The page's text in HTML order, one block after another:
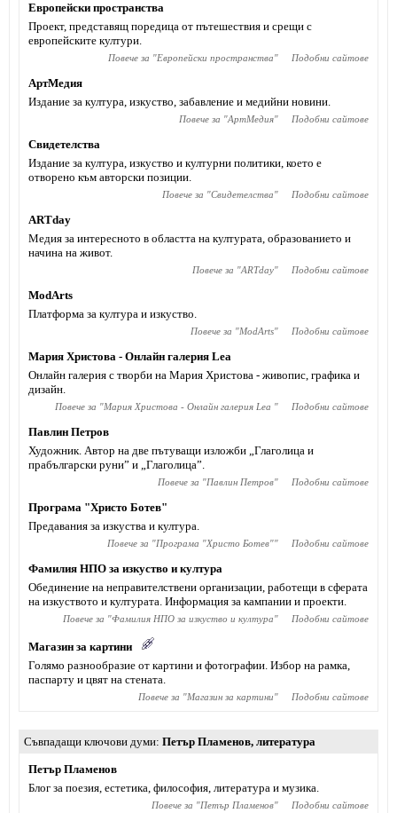
Европейски пространства
Проект, представящ поредица от пътешествия и срещи с
европейските култури.
Повече за "Европейски пространства" Подобни сайтове
АртМедия
Издание за култура, изкуство, забавление и медийни новини.
Повече за "АртМедия" Подобни сайтове
Свидетелства
Издание за култура, изкуство и културни политики, което е
отворено към авторски позиции.
Повече за "Свидетелства" Подобни сайтове
АRTday
Медия за интересното в областта на културата, образованието и
начина на живот.
Повече за "АRTday" Подобни сайтове
ModArts
Платформа за култура и изкуство.
Повече за "ModArts" Подобни сайтове
Мария Христова - Онлайн галерия Lea
Онлайн галерия с творби на Мария Христова - живопис, графика и
дизайн.
Повече за "Мария Христова - Онлайн галерия Lea " Подобни сайтове
Павлин Петров
Художник. Автор на две пътуващи изложби „Глаголица и
прабългарски руни” и „Глаголица”.
Повече за "Павлин Петров" Подобни сайтове
Програма "Христо Ботев"
Предавания за изкуства и култура.
Повече за "Програма "Христо Ботев"" Подобни сайтове
Фамилия НПО за изкуство и култура
Обединение на неправителствени организации, работещи в сферата
на изкуството и културата. Информация за кампании и проекти.
Повече за "Фамилия НПО за изкуство и култура" Подобни сайтове
Магазин за картини
Голямо разнообразие от картини и фотографии. Избор на рамка,
паспарту и цвят на стената.
Повече за "Магазин за картини" Подобни сайтове
Съвпадащи ключови думи Петър Пламенов, литература
Петър Пламенов
Блог за поезия, естетика, философия, литература и музика.
Повече за "Петър Пламенов" Подобни сайтове